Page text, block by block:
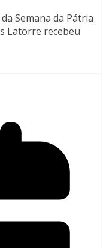
Semana da Pátria
Latorre recebeu